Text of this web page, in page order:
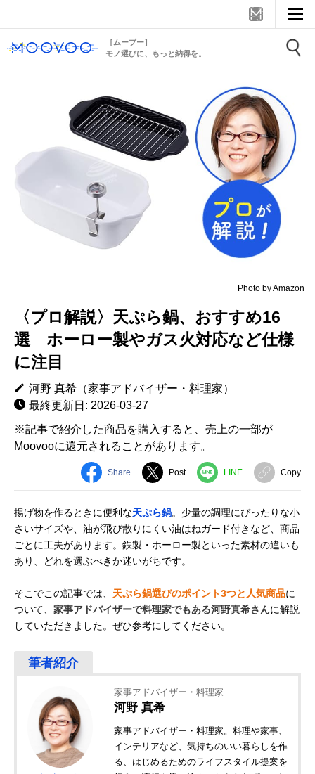
［ムーブー］
モノ選びに、もっと納得を。
Photo by Amazon
〈プロ解説〉天ぷら鍋、おすすめ16
選 ホーロー製やガス火対応など仕様
に注目
河野 真希（家事アドバイザー・料理家）
最終更新日: 2026-03-27
※記事で紹介した商品を購入すると、売上の一部が
Moovooに還元されることがあります。
Share Post LINE Copy
揚げ物を作るときに便利な天ぷら鍋。少量の調理にぴったりな小
さいサイズや、油が飛び散りにくい油はねガード付きなど、商品
ごとに工夫があります。鉄製・ホーロー製といった素材の違いも
あり、どれを選ぶべきか迷いがちです。
そこでこの記事では、 天ぷら鍋選びのポイント3つと人気商品に
ついて、 家事アドバイザーで料理家でもある河野真希さんに解説
していただきました。ぜひ参考にしてください。
家事アドバイザー・料理家
河野 真希
家事アドバイザー・料理家。料理や家事、
インテリアなど、気持ちのいい暮らしを作
る、はじめるためのライフスタイル提案を